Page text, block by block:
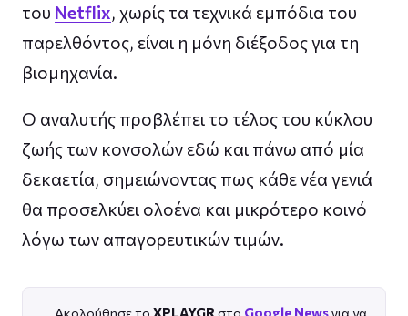
του Netflix, χωρίς τα τεχνικά εμπόδια του
παρελθόντος, είναι η μόνη διέξοδος για τη
βιομηχανία.
Ο αναλυτής προβλέπει το τέλος του κύκλου
ζωής των κονσολών εδώ και πάνω από μία
δεκαετία, σημειώνοντας πως κάθε νέα γενιά
θα προσελκύει ολοένα και μικρότερο κοινό
λόγω των απαγορευτικών τιμών.
Ακολούθησε το XPLAYGR στο Google Newsγια να